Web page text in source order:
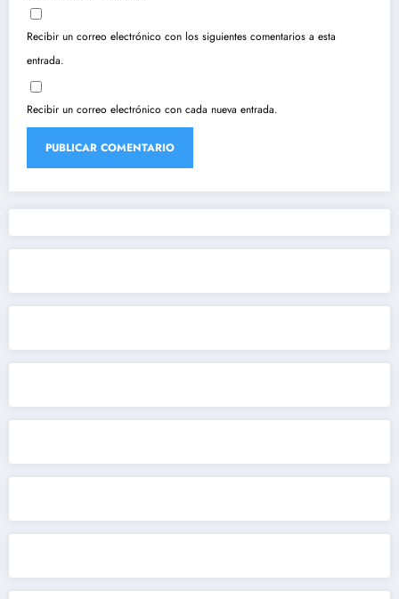
Recibir un correo electrónico con los siguientes comentarios a esta
entrada.
Recibir un correo electrónico con cada nueva entrada.